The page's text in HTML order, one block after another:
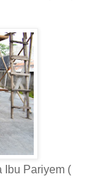
Ibu Pariyem (